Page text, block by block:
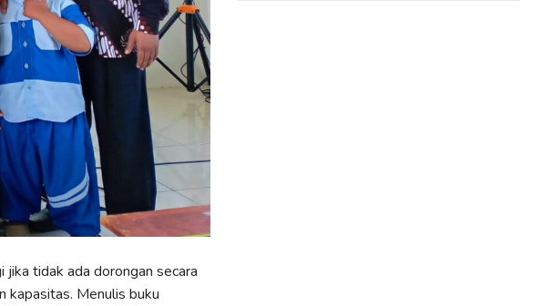
jika tidak ada dorongan secara
kapasitas. Menulis buku